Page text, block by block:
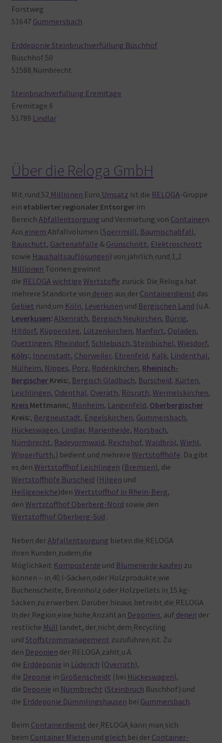
Forstweg
51647 Gummersbach
Erddeponie Steinbruchverfüllung Büschhof
Büschhof 50
51588 Nümbrecht
Steinbruchverfüllung Eremitage
Eremitage 6
51789 Lindlar
Über die Reloga GmbH
Mit rund 52 Millionen Euro Umsatz ist die RELOGA-Gruppe
ein etablierter regionaler Entsorger im
Bereich Abfallentsorgung und Vermietung von Containern.
Aus einem Abfallvolumen (Sperrmüll, Baumischabfall,
Bauschutt, Gartenabfälle & Grünschnitt, Elektroschrott
sowie Haushaltsauflösungen) von jährlich rund 1,2
Millionen Tonnen gewinnt
die RELOGA wichtige Wertstoffe zurück. Die Reloga hat
mehrere Standorte von denen aus der Containerdienst das
Gebiet rund um Köln, Leverkusen und Bergischen Land (u.A.
Leverkusen:Alkenrath, Bergisch Neukirchen, Bürrig,
Hitdorf, Küppersteg, Lützenkirchen, Manfort, Opladen,
Quettingen, Rheindorf, Schlebusch, Steinbüchel, Wiesdorf,
Köln:, Innenstadt, Chorweiler, Ehrenfeld, Kalk, Lindenthal,
Mülheim, Nippes, Porz, Rodenkirchen, Rheinisch-
Bergischer Kreis:, Bergisch Gladbach, Burscheid, Kürten,
Leichlingen, Odenthal, Overath, Rösrath, Wermelskirchen,
Kreis Mettmann:, Monheim, Langenfeld, Oberbergischer
Kreis:, Bergneustadt, Engelskirchen, Gummersbach,
Hückeswagen, Lindlar, Marienheide, Morsbach,
Nümbrecht, Radevormwald, Reichshof, Waldbröl, Wiehl,
Wipperfürth,) bedient und mehrere Wertstoffhöfe. Da gibt
es den Wertstoffhof Leichlingen ( Bremsen), die
Wertstoffhöfe Burscheid ( Hilgen und
Heiligeneiche)den Wertstoffhof in Rhein-Berg,
den Wertstoffhof Oberberg-Nord sowie den
Wertstoffhof Oberberg-Süd .
Neben derAbfallentsorgung bieten die RELOGA
ihren Kunden zudem die
Möglichkeit Komposterde und Blumenerde kaufen zu
können – in 40 l-Säcken oder Holzprodukte wie
Buchenscheite, Brennholz oder Holzpellets in 15 kg-
Säcken zu erwerben. Darüber hinaus betreibt die RELOGA
in der Region eine hohe Anzahl an Deponien, auf denen der
restliche Müll landet, der nicht dem Recycling
und Stoffstrommanagement zuzuführen ist. Zu
den Deponien der RELOGA zählt u.A.
die Erddeponie in Lüderich (Overrath),
die Deponie in Großenscheidt (bei Hückeswagen),
die Deponie in Nürmbrecht (Steinbruch Büschhof) und
die Erddeponie Dümmlingshausen bei Gummersbach.
Beim Containerdienst der RELOGA kann man sich
beim Container Mieten und gleich bei der Container-